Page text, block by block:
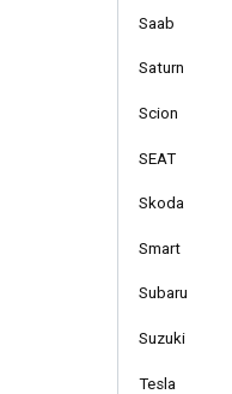
Saab
Saturn
Scion
SEAT
Skoda
Smart
Subaru
Suzuki
Tesla